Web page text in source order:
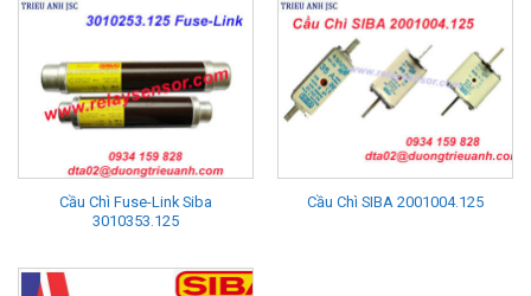
Cầu Chì Fuse-Link Siba
3010353.125
Cầu Chì SIBA 2001004.125